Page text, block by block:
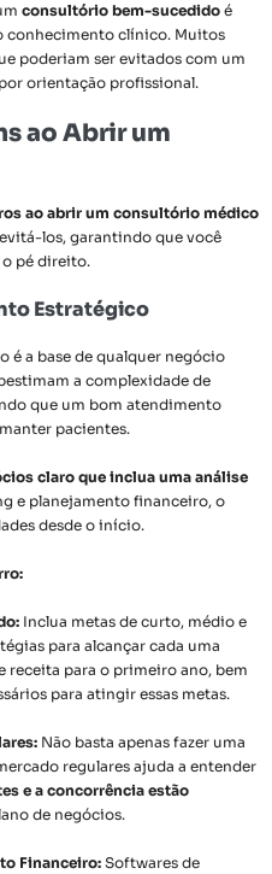
consultório bem-sucedido é
conhecimento clínico. Muitos
poderiam ser evitados com um
orientação profissional.
ao Abrir um
ao abrir um consultório médico
los, garantindo que você
pé direito.
Estratégico
é a base de qualquer negócio
a complexidade de
que um bom atendimento
pacientes.
claro que inclua uma análise
e planejamento financeiro, o
desde o início.
Inclua metas de curto, médio e
para alcançar cada uma
receita para o primeiro ano, bem
para atingir essas metas.
Não basta apenas fazer uma
regulares ajuda a entender
e a concorrência estão
de negócios.
Financeiro: Softwares de